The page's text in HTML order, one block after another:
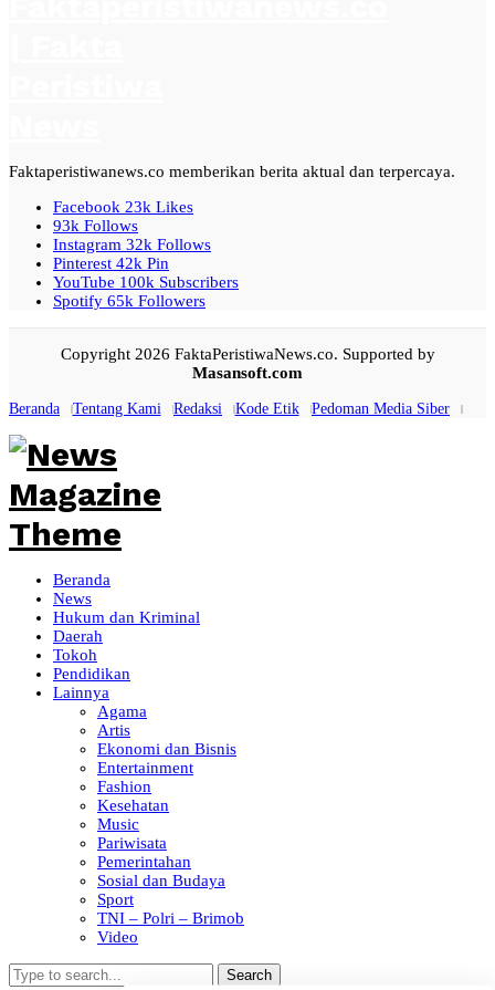
Faktaperistiwanews.co memberikan berita aktual dan terpercaya.
Facebook 23k Likes
93k Follows
Instagram 32k Follows
Pinterest 42k Pin
YouTube 100k Subscribers
Spotify 65k Followers
Copyright 2026 FaktaPeristiwaNews.co. Supported by
Masansoft.com
Beranda Tentang Kami Redaksi Kode Etik Pedoman Media Siber
Beranda
News
Hukum dan Kriminal
Daerah
Tokoh
Pendidikan
Lainnya
Agama
Artis
Ekonomi dan Bisnis
Entertainment
Fashion
Kesehatan
Music
Pariwisata
Pemerintahan
Sosial dan Budaya
Sport
TNI – Polri – Brimob
Video
Search